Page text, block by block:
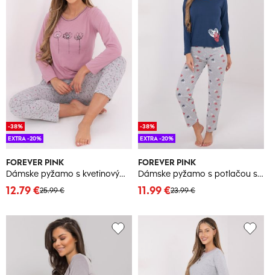
FOREVER PINK
Dámske pyžamo s kvetinovým motívom
25.99 €
12.79 €
-38%
EXTRA -20%
FOREVER PINK
Dámske pyžamo s potlačou srdiečok
23.99 €
11.99 €
-38%
EXTRA -20%